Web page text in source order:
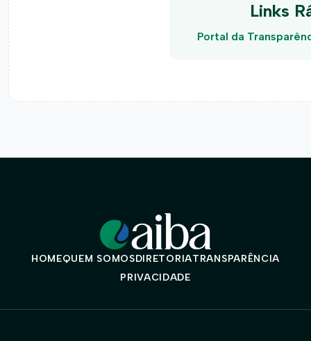
Links
Portal da
HOMEQUEM SOMOSDIRETORIATRANSPARÊNCIA
PRIVACIDADE